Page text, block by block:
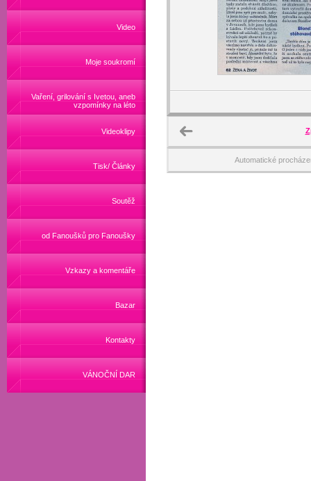
Video
Moje soukromí
Vaření, grilování s Ivetou, aneb
vzpomínky na léto
Videoklipy
Tisk/ Články
Soutěž
od Fanoušků pro Fanoušky
Vzkazy a komentáře
Bazar
Kontakty
VÁNOČNÍ DAR
Automatické